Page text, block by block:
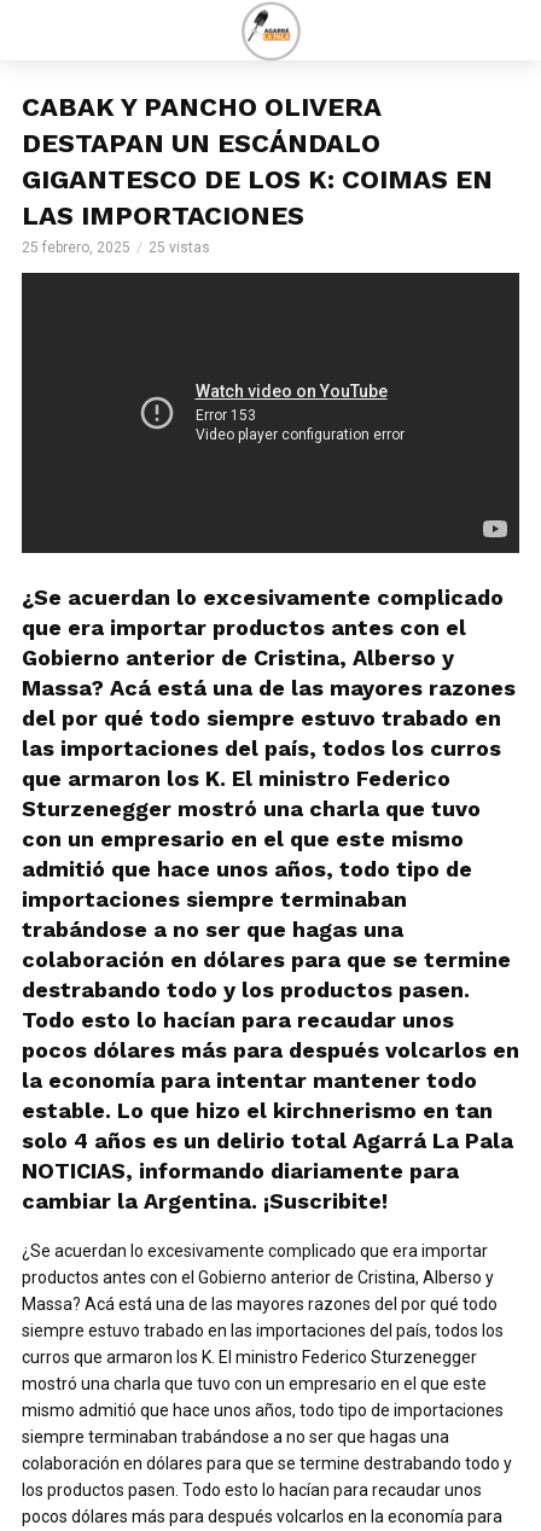
CABAK Y PANCHO OLIVERA
DESTAPAN UN ESCÁNDALO
GIGANTESCO DE LOS K: COIMAS EN
LAS IMPORTACIONES
25 febrero, 2025 25 vistas
¿Se acuerdan lo excesivamente complicado
que era importar productos antes con el
Gobierno anterior de Cristina, Alberso y
Massa? Acá está una de las mayores razones
del por qué todo siempre estuvo trabado en
las importaciones del país, todos los curros
que armaron los K. El ministro Federico
Sturzenegger mostró una charla que tuvo
con un empresario en el que este mismo
admitió que hace unos años, todo tipo de
importaciones siempre terminaban
trabándose a no ser que hagas una
colaboración en dólares para que se termine
destrabando todo y los productos pasen.
Todo esto lo hacían para recaudar unos
pocos dólares más para después volcarlos en
la economía para intentar mantener todo
estable. Lo que hizo el kirchnerismo en tan
solo 4 años es un delirio total Agarrá La Pala
NOTICIAS, informando diariamente para
cambiar la Argentina. ¡Suscribite!
¿Se acuerdan lo excesivamente complicado que era importar
productos antes con el Gobierno anterior de Cristina, Alberso y
Massa? Acá está una de las mayores razones del por qué todo
siempre estuvo trabado en las importaciones del país, todos los
curros que armaron los K. El ministro Federico Sturzenegger
mostró una charla que tuvo con un empresario en el que este
mismo admitió que hace unos años, todo tipo de importaciones
siempre terminaban trabándose a no ser que hagas una
colaboración en dólares para que se termine destrabando todo y
los productos pasen. Todo esto lo hacían para recaudar unos
pocos dólares más para después volcarlos en la economía para